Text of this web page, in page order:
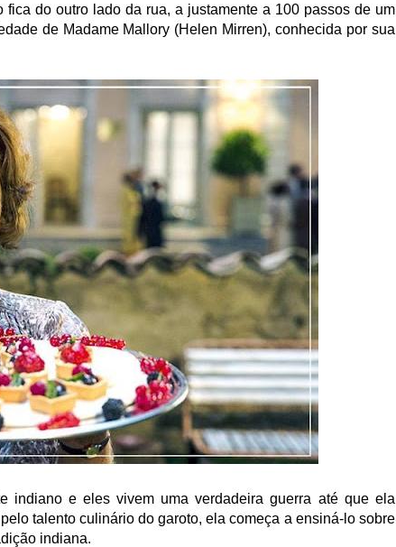
do outro lado da rua, a justamente a 100 passos de um
de Madame Mallory (Helen Mirren), conhecida por sua
indiano e eles vivem uma verdadeira guerra até que ela
talento culinário do garoto, ela começa a ensiná-lo sobre
indiana.